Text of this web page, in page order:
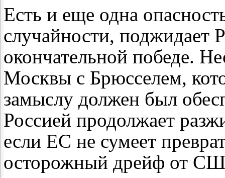
Есть и еще одна
случайности, поджидает
окончательной победе.
Москвы с Брюсселем,
замыслу должен был
Россией продолжает
если ЕС не сумеет
осторожный дрейф от